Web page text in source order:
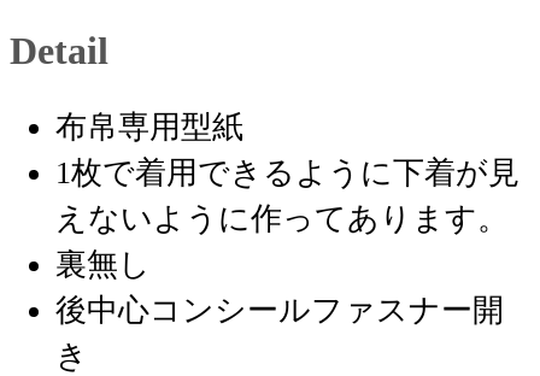
Detail
布帛専用型紙
1枚で着用できるように下着が見
えないように作ってあります。
裏無し
後中心コンシールファスナー開
き